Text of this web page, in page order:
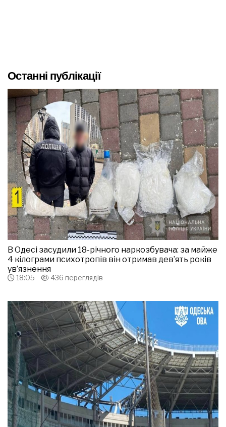
Останні публікації
В Одесі засудили 18-річного наркозбувача: за майже
4 кілограми психотропів він отримав дев’ять років
ув’язнення
18:05 436 переглядів